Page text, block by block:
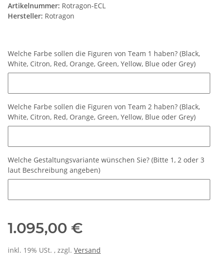
Artikelnummer: Rotragon-ECL
Hersteller: Rotragon
Welche Farbe sollen die Figuren von Team 1 haben? (Black,
White, Citron, Red, Orange, Green, Yellow, Blue oder Grey)
Welche Farbe sollen die Figuren von Team 2 haben? (Black,
White, Citron, Red, Orange, Green, Yellow, Blue oder Grey)
Welche Gestaltungsvariante wünschen Sie? (Bitte 1, 2 oder 3
laut Beschreibung angeben)
1.095,00 €
inkl. 19% USt. , zzgl. Versand